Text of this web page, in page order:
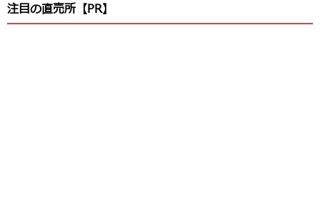
注目の直売所【PR】